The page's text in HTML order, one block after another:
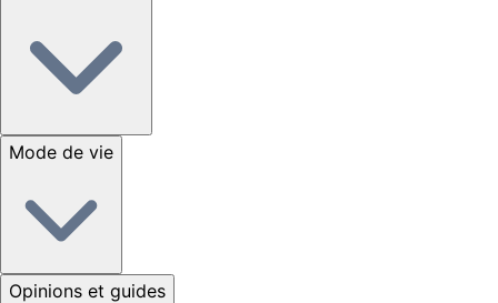
Mode de vie
Opinions et guides